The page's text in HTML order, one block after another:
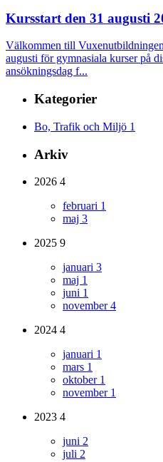
Kursstart den 31 augusti
Välkommen till
augusti för gymnasiala kurser på
ansökningsdag f...
Kategorier
Bo, Trafik och Miljö 1
Arkiv
2026 4
februari 1
maj 3
2025 9
januari 3
maj 1
juni 1
november4
2024 4
januari 1
mars 1
oktober 1
november 1
2023 4
juni 2
juli 2